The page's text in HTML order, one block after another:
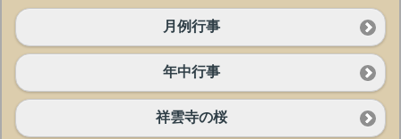
月例行事
年中行事
祥雲寺の桜